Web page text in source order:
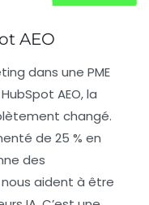
AEO
dans une PME
HubSpot AEO, la
changé.
de 25 % en
des
aident à être